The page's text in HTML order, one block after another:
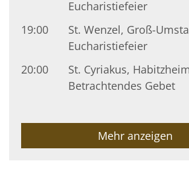
Eucharistiefeier
19:00
St. Wenzel, Groß-
Eucharistiefeier
20:00
St. Cyriakus,
Betrachtendes Gebet
Mehr anzeigen